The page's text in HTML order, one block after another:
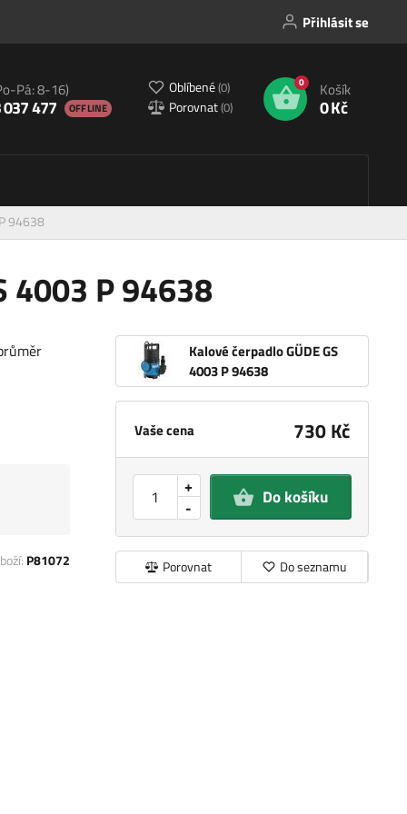
Přihlásit se
Pá: 8-16)
477 OFFLINE
Oblíbené(0)
Porovnat(0)
0 Košík
0 Kč
94638
4003 P 94638
Kalové čerpadlo GÜDE GS
4003 P 94638
Vaše cena 730 Kč
-
+ Do košíku
Porovnat Do seznamu
P81072